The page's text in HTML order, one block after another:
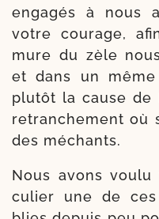
enga­gés à nous
votre cou­rage,
mure du zèle
et dans un
plu­tôt la cause de
retran­che­ment où
des méchants.
Nous avons
cu­lier une de